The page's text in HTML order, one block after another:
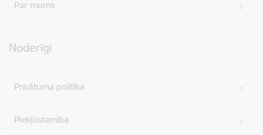
Par mums
Noderīgi
Privātuma politika
Piekļūstamība